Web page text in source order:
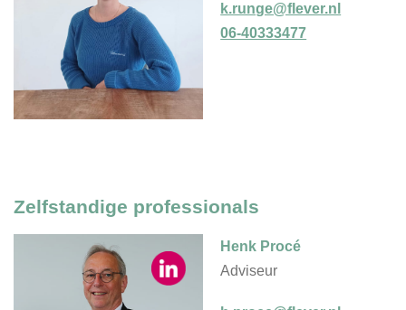
k.runge@flever.nl
06-40333477
Zelfstandige professionals
Henk Procé
Adviseur